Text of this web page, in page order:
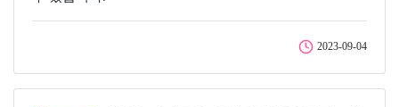
2023-09-04